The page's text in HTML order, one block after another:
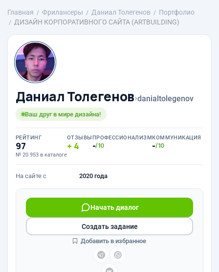
Главная Фрилансеры Даниал Толегенов
Портфолио
ДИЗАЙН КОРПОРАТИВНОГО САЙТА (ARTBUILDING)
Даниал Толегенов›danialtolegenov
Ваш друг в мире дизайна!
РЕЙТИНГ
97
№ 20 953 в каталоге
ОТЗЫВЫ
4
ПРОФЕССИОНАЛИЗМ
-/10
КОММУНИКАЦИЯ
-/10
На сайте с 2020 года
Начать диалог
Создать задание
Добавить в избранное